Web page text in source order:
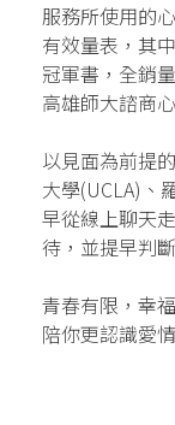
服務所使用的
有效量表，其
冠軍書，全銷
高雄師大諮商
以見面為前提
大學(UCLA)、
早從線上聊天
待，並提早判
青春有限，幸
陪你更認識愛